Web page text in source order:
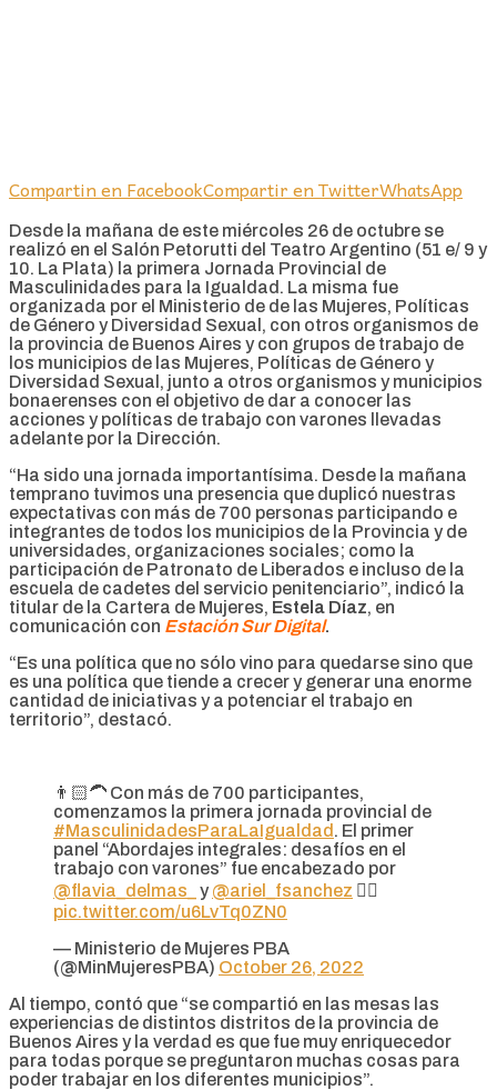
Compartin en FacebookCompartir en TwitterWhatsApp
Desde la mañana de este miércoles 26 de octubre se
realizó en el Salón Petorutti del Teatro Argentino (51 e/ 9 y
10. La Plata) la primera Jornada Provincial de
Masculinidades para la Igualdad. La misma fue
organizada por el Ministerio de de las Mujeres, Políticas
de Género y Diversidad Sexual, con otros organismos de
la provincia de Buenos Aires y con grupos de trabajo de
los municipios de las Mujeres, Políticas de Género y
Diversidad Sexual, junto a otros organismos y municipios
bonaerenses con el objetivo de dar a conocer las
acciones y políticas de trabajo con varones llevadas
adelante por la Dirección.
“Ha sido una jornada importantísima. Desde la mañana
temprano tuvimos una presencia que duplicó nuestras
expectativas con más de 700 personas participando e
integrantes de todos los municipios de la Provincia y de
universidades, organizaciones sociales; como la
participación de Patronato de Liberados e incluso de la
escuela de cadetes del servicio penitenciario”, indicó la
titular de la Cartera de Mujeres, Estela Díaz, en
comunicación con Estación Sur Digital.
“Es una política que no sólo vino para quedarse sino que
es una política que tiende a crecer y generar una enorme
cantidad de iniciativas y a potenciar el trabajo en
territorio”, destacó.
👨🏻‍🦱 Con más de 700 participantes,
comenzamos la primera jornada provincial de
#MasculinidadesParaLaIgualdad . El primer
panel “Abordajes integrales: desafíos en el
trabajo con varones” fue encabezado por
@flavia_delmas_
y@ariel_fsanchez 👇🏻
pic.twitter.com/u6LvTq0ZN0
— Ministerio de Mujeres PBA
(@MinMujeresPBA) October 26, 2022
Al tiempo, contó que “se compartió en las mesas las
experiencias de distintos distritos de la provincia de
Buenos Aires y la verdad es que fue muy enriquecedor
para todas porque se preguntaron muchas cosas para
poder trabajar en los diferentes municipios”.